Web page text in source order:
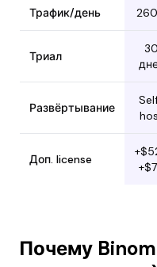
Трафик/день
Триал
30
Развёртывание
Доп. license
Почему